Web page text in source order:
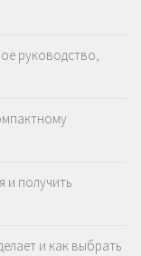
руководство,
и получить
и как выбрать